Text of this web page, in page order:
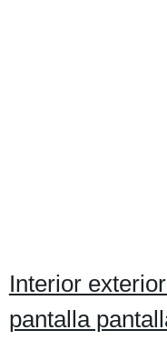
Interior
pantalla